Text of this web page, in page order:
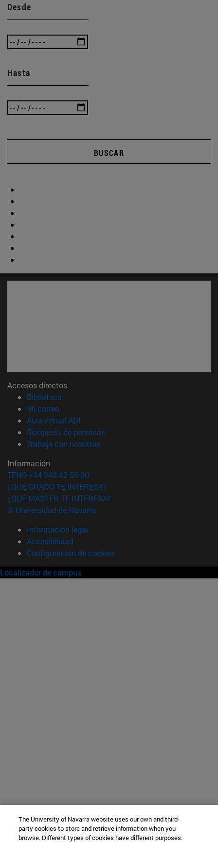
Desde
Hasta
BUSCAR
Accesos directos
Biblioteca
Mi correo(abre en nueva ventana)
Aula virtual ADI
Búsqueda de personas(abre en nueva ventana)
Trabaja con nosotros(abre en nueva ventana)
Información
TFNO +34 948 42 56 00
¿QUÉ GRADO TE INTERESA?
¿QUÉ MÁSTER TE INTERESA?
© Universidad de Navarra
Información legal
Accesibilidad
Configuración de cookies
Localizador de campus
The University of Navarra website uses our own and third-
party cookies to store and retrieve information when you
browse. Different types of cookies have different purposes.